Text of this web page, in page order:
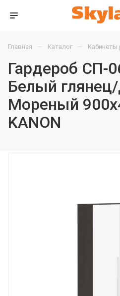
Главная — Каталог — Кабинеты
Гардероб СП-
Белый
Мореный
KANON